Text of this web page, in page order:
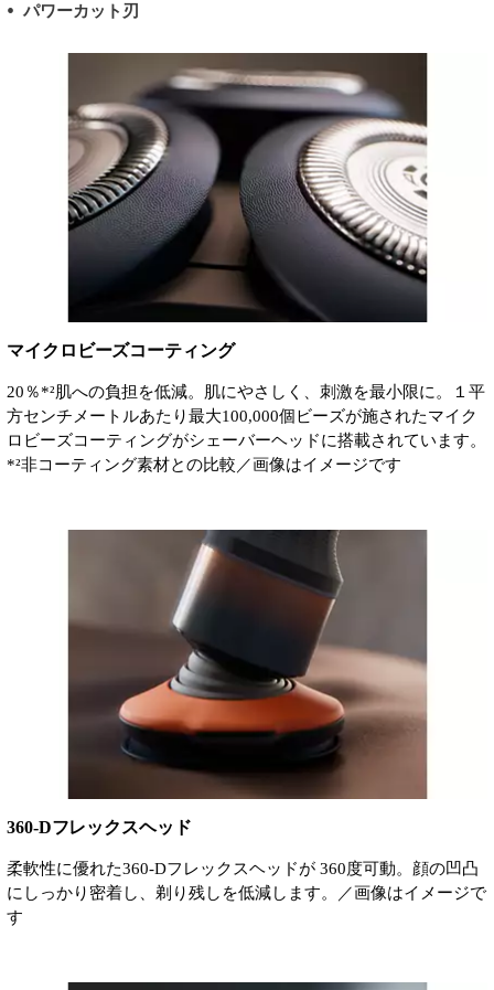
パワーカット刃
マイクロビーズコーティング
20％*²肌への負担を低減。肌にやさしく、刺激を最小限に。１平
方センチメートルあたり最大100,000個ビーズが施されたマイク
ロビーズコーティングがシェーバーヘッドに搭載されています。
*²非コーティング素材との比較／画像はイメージです
360-Dフレックスヘッド
柔軟性に優れた360-Dフレックスヘッドが 360度可動。顔の凹凸
にしっかり密着し、剃り残しを低減します。／画像はイメージで
す